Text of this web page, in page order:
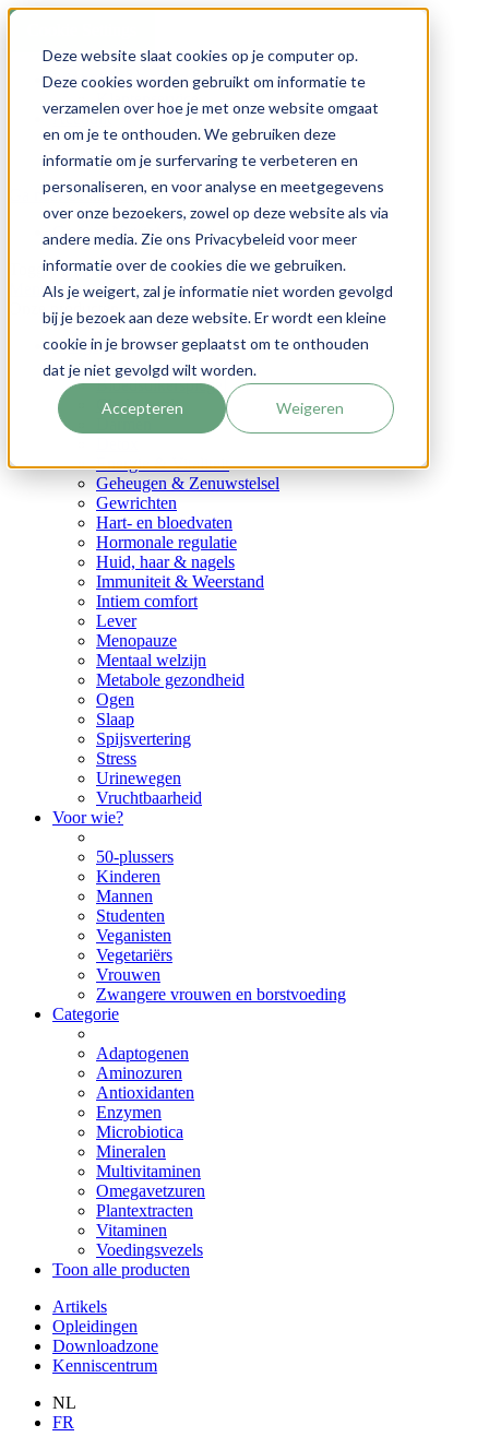
Deze website slaat cookies op je computer op.
Deze cookies worden gebruikt om informatie te
verzamelen over hoe je met onze website omgaat
en om je te onthouden. We gebruiken deze
informatie om je surfervaring te verbeteren en
personaliseren, en voor analyse en meetgegevens
over onze bezoekers, zowel op deze website als via
andere media. Zie ons Privacybeleid voor meer
informatie over de cookies die we gebruiken.
Als je weigert, zal je informatie niet worden gevolgd
bij je bezoek aan deze website. Er wordt een kleine
cookie in je browser geplaatst om te onthouden
dat je niet gevolgd wilt worden.
Accepteren Weigeren
Inloggen
Klantenservice
Account
NL
FR
Ga naar de inhoud
Ga naar Nutriphyt voor consumenten
Toggle Nav
Menu
Onze producten
Uw gezondheid
Bloedsuikerspiegel
Cholesterol
Energie & Vitaliteit
Geheugen & Zenuwstelsel
Gewrichten
Hart- en bloedvaten
Hormonale regulatie
Huid, haar & nagels
Immuniteit & Weerstand
Intiem comfort
Lever
Menopauze
Mentaal welzijn
Metabole gezondheid
Ogen
Slaap
Spijsvertering
Stress
Urinewegen
Vruchtbaarheid
Voor wie?
50-plussers
Kinderen
Mannen
Studenten
Veganisten
Vegetariërs
Vrouwen
Zwangere vrouwen en borstvoeding
Categorie
Adaptogenen
Aminozuren
Antioxidanten
Enzymen
Microbiotica
Mineralen
Multivitaminen
Omegavetzuren
Plantextracten
Vitaminen
Voedingsvezels
Toon alle producten
Artikels
Opleidingen
Downloadzone
Kenniscentrum
NL
FR